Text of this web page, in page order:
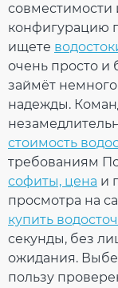
На
103.14
грн
совместимости
конфигурацию
ищете
очень просто и
займёт
надежды.
стоимость
требованиям
софиты, цена и
просмотра на
купить
секунды, без
ожидания.
пользу